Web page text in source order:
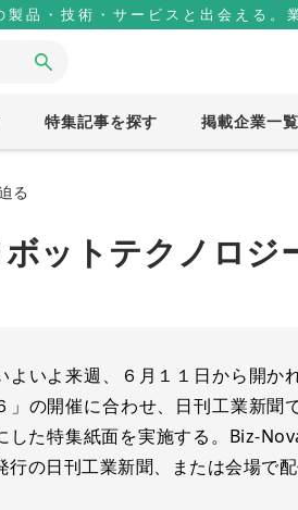
品・技術・サービスと出会える。
特集記事を探す 掲載企業一覧
る
ボットテクノロジ
よいよ来週、６月１１日から開か
」の開催に合わせ、日刊工業新
した特集紙面を実施する。Biz-
行の日刊工業新聞、または会場で配